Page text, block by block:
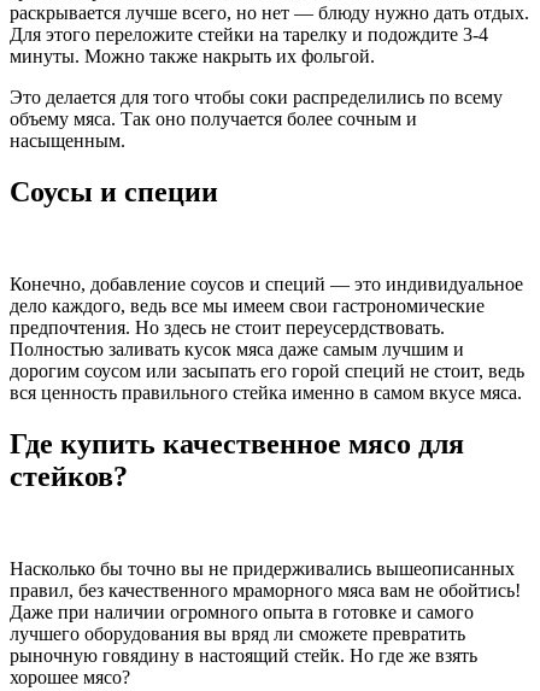
раскрывается лучше всего, но нет — блюду нужно дать отдых.
Для этого переложите стейки на тарелку и подождите 3-4
минуты. Можно также накрыть их фольгой.
Это делается для того чтобы соки распределились по всему
объему мяса. Так оно получается более сочным и
насыщенным.
Соусы и специи
Конечно, добавление соусов и специй — это индивидуальное
дело каждого, ведь все мы имеем свои гастрономические
предпочтения. Но здесь не стоит переусердствовать.
Полностью заливать кусок мяса даже самым лучшим и
дорогим соусом или засыпать его горой специй не стоит, ведь
вся ценность правильного стейка именно в самом вкусе мяса.
Где купить качественное мясо для
стейков?
Насколько бы точно вы не придерживались вышеописанных
правил, без качественного мраморного мяса вам не обойтись!
Даже при наличии огромного опыта в готовке и самого
лучшего оборудования вы вряд ли сможете превратить
рыночную говядину в настоящий стейк. Но где же взять
хорошее мясо?